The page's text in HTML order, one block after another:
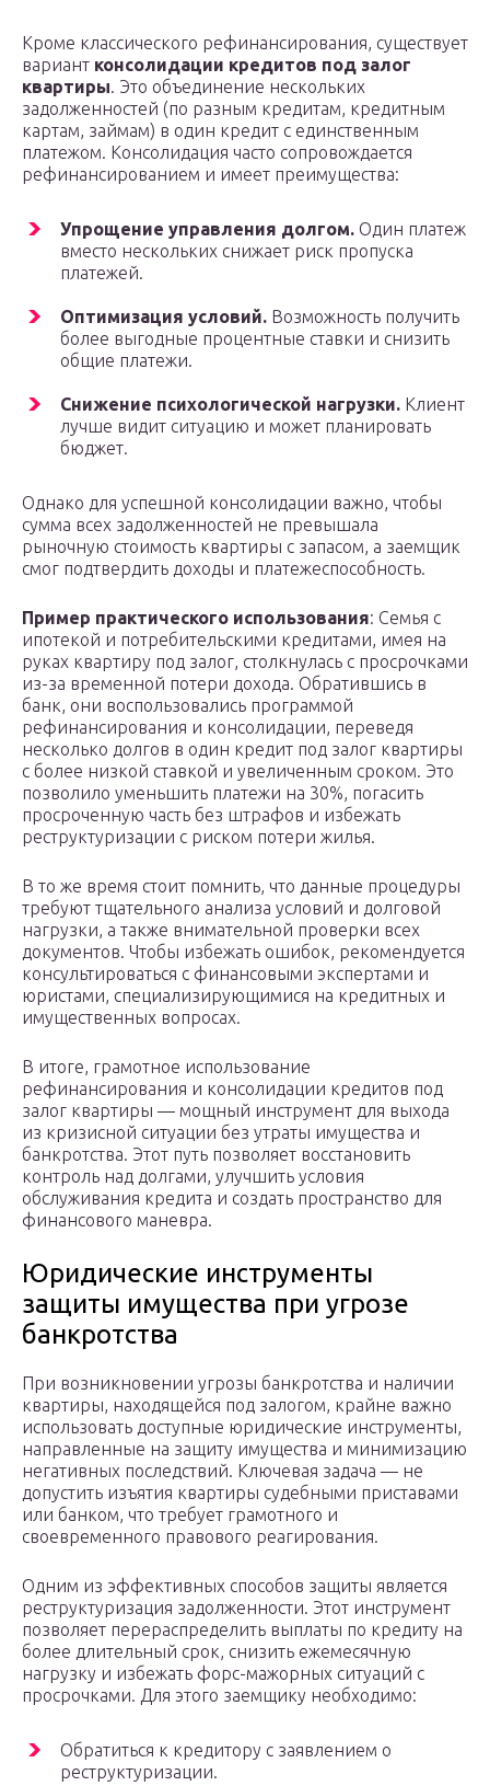
Кроме классического рефинансирования, существует
вариант консолидации кредитов под залог
квартиры. Это объединение нескольких
задолженностей (по разным кредитам, кредитным
картам, займам) в один кредит с единственным
платежом. Консолидация часто сопровождается
рефинансированием и имеет преимущества:
Упрощение управления долгом. Один платеж
вместо нескольких снижает риск пропуска
платежей.
Оптимизация условий. Возможность получить
более выгодные процентные ставки и снизить
общие платежи.
Снижение психологической нагрузки. Клиент
лучше видит ситуацию и может планировать
бюджет.
Однако для успешной консолидации важно, чтобы
сумма всех задолженностей не превышала
рыночную стоимость квартиры с запасом, а заемщик
смог подтвердить доходы и платежеспособность.
Пример практического использования: Семья с
ипотекой и потребительскими кредитами, имея на
руках квартиру под залог, столкнулась с просрочками
из-за временной потери дохода. Обратившись в
банк, они воспользовались программой
рефинансирования и консолидации, переведя
несколько долгов в один кредит под залог квартиры
с более низкой ставкой и увеличенным сроком. Это
позволило уменьшить платежи на 30%, погасить
просроченную часть без штрафов и избежать
реструктуризации с риском потери жилья.
В то же время стоит помнить, что данные процедуры
требуют тщательного анализа условий и долговой
нагрузки, а также внимательной проверки всех
документов. Чтобы избежать ошибок, рекомендуется
консультироваться с финансовыми экспертами и
юристами, специализирующимися на кредитных и
имущественных вопросах.
В итоге, грамотное использование
рефинансирования и консолидации кредитов под
залог квартиры — мощный инструмент для выхода
из кризисной ситуации без утраты имущества и
банкротства. Этот путь позволяет восстановить
контроль над долгами, улучшить условия
обслуживания кредита и создать пространство для
финансового маневра.
Юридические инструменты
защиты имущества при угрозе
банкротства
При возникновении угрозы банкротства и наличии
квартиры, находящейся под залогом, крайне важно
использовать доступные юридические инструменты,
направленные на защиту имущества и минимизацию
негативных последствий. Ключевая задача — не
допустить изъятия квартиры судебными приставами
или банком, что требует грамотного и
своевременного правового реагирования.
Одним из эффективных способов защиты является
реструктуризация задолженности. Этот инструмент
позволяет перераспределить выплаты по кредиту на
более длительный срок, снизить ежемесячную
нагрузку и избежать форс-мажорных ситуаций с
просрочками. Для этого заемщику необходимо:
Обратиться к кредитору с заявлением о
реструктуризации.